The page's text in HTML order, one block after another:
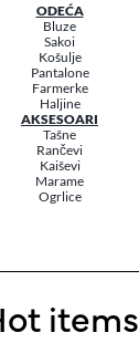
ODEĆA
Bluze
Sakoi
Košulje
Pantalone
Farmerke
Haljine
AKSESOARI
Tašne
Rančevi
Kaiševi
Marame
Ogrlice
items